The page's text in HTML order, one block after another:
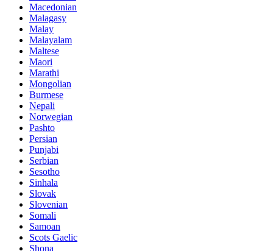
Macedonian
Malagasy
Malay
Malayalam
Maltese
Maori
Marathi
Mongolian
Burmese
Nepali
Norwegian
Pashto
Persian
Punjabi
Serbian
Sesotho
Sinhala
Slovak
Slovenian
Somali
Samoan
Scots Gaelic
Shona